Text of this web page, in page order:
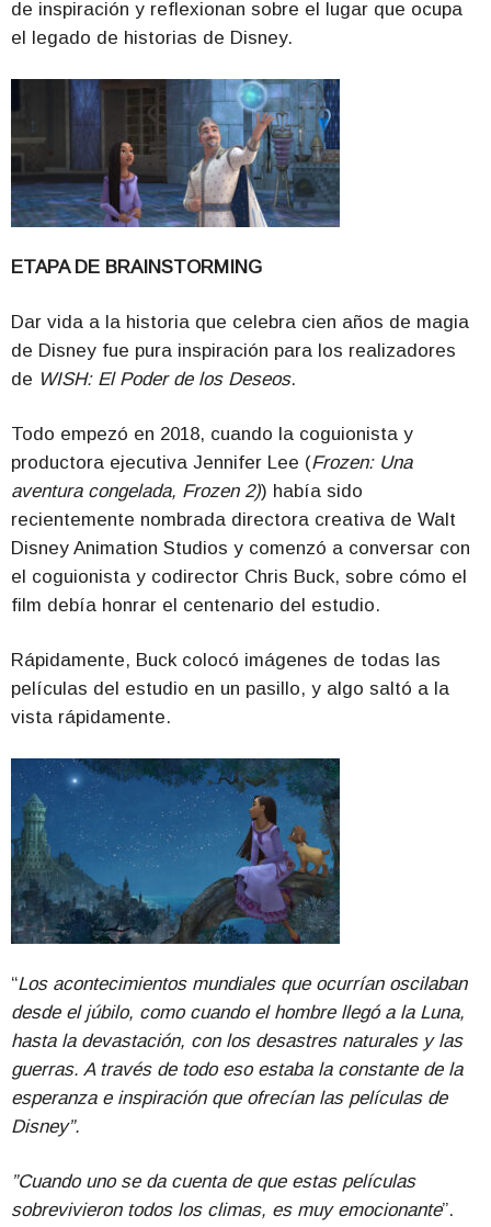
de inspiración y reflexionan sobre el lugar que ocupa
el legado de historias de Disney.
ETAPA DE BRAINSTORMING
Dar vida a la historia que celebra cien años de magia
de Disney fue pura inspiración para los realizadores
de WISH: El Poder de los Deseos.
Todo empezó en 2018, cuando la coguionista y
productora ejecutiva Jennifer Lee (Frozen: Una
aventura congelada, Frozen 2)) había sido
recientemente nombrada directora creativa de Walt
Disney Animation Studios y comenzó a conversar con
el coguionista y codirector Chris Buck, sobre cómo el
film debía honrar el centenario del estudio.
Rápidamente, Buck colocó imágenes de todas las
películas del estudio en un pasillo, y algo saltó a la
vista rápidamente.
“Los acontecimientos mundiales que ocurrían oscilaban
desde el júbilo, como cuando el hombre llegó a la Luna,
hasta la devastación, con los desastres naturales y las
guerras. A través de todo eso estaba la constante de la
esperanza e inspiración que ofrecían las películas de
Disney”.
”Cuando uno se da cuenta de que estas películas
sobrevivieron todos los climas, es muy emocionante”.